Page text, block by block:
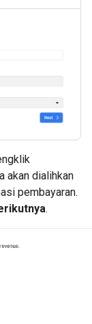
akan dialihkan
pembayaran.
.